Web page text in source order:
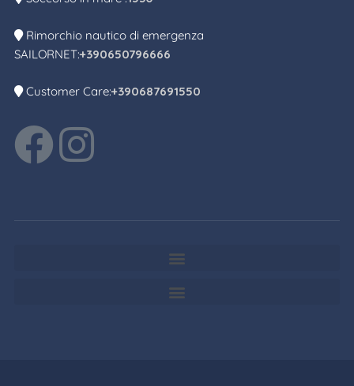
Rimorchio nautico di emergenza
SAILORNET:+390650796666
Customer Care:+390687691550